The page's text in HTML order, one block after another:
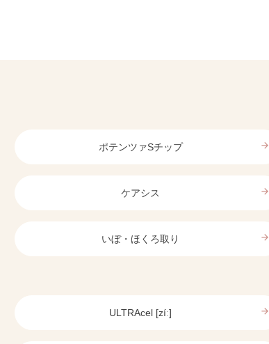
ポテンツァSチップ arrow_forward
ケアシス arrow_forward
いぼ・ほくろ取り arrow_forward
ULTRAcel [zíː] arrow_forward